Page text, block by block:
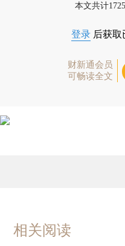
本文共计
登录 后获取
财新通会员
可畅读全文
相关阅读